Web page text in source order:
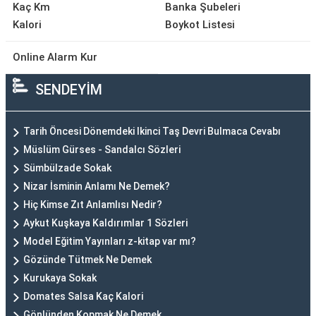
Kaç Km
Kalori
Banka Şubeleri
Boykot Listesi
Online Alarm Kur
SENDEYİM
Tarih Öncesi Dönemdeki Ikinci Taş Devri Bulmaca Cevabı
Müslüm Gürses - Sandalcı Sözleri
Sümbülzade Sokak
Nizar İsminin Anlamı Ne Demek?
Hiç Kimse Zıt Anlamlısı Nedir?
Aykut Kuşkaya Kaldırımlar 1 Sözleri
Model Eğitim Yayınları z-kitap var mı?
Gözünde Tütmek Ne Demek
Kurukaya Sokak
Domates Salsa Kaç Kalori